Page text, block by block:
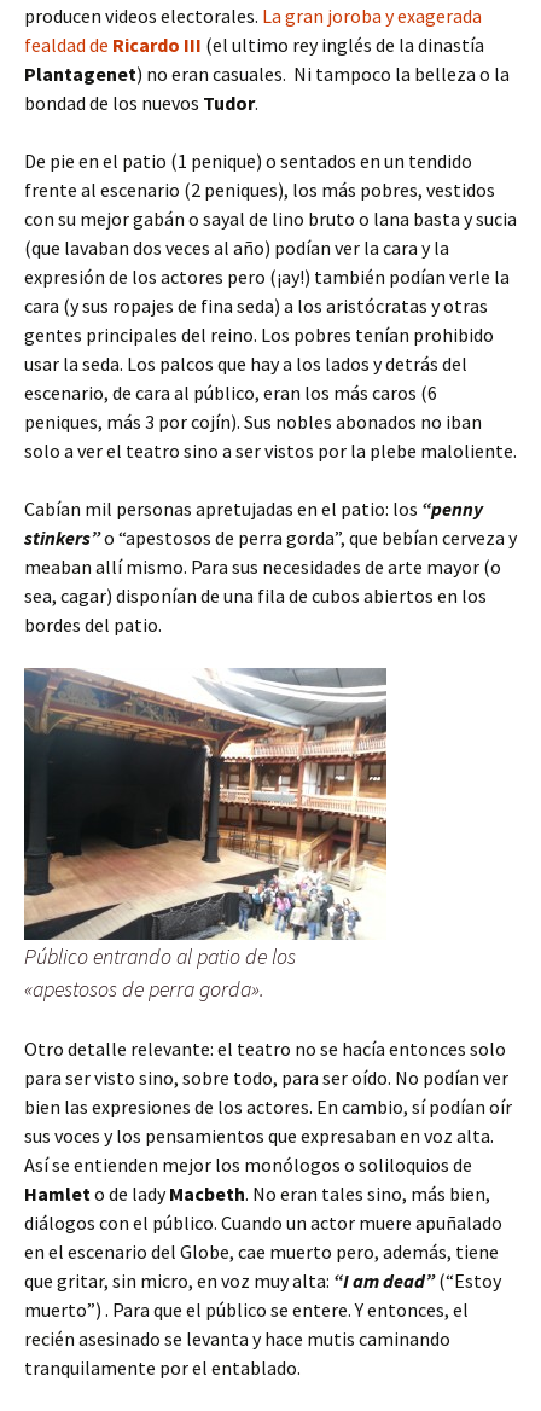
producen videos electorales. La gran joroba y exagerada
fealdad de Ricardo III (el ultimo rey inglés de la dinastía
Plantagenet) no eran casuales. Ni tampoco la belleza o la
bondad de los nuevos Tudor.
De pie en el patio (1 penique) o sentados en un tendido
frente al escenario (2 peniques), los más pobres, vestidos
con su mejor gabán o sayal de lino bruto o lana basta y sucia
(que lavaban dos veces al año) podían ver la cara y la
expresión de los actores pero (¡ay!) también podían verle la
cara (y sus ropajes de fina seda) a los aristócratas y otras
gentes principales del reino. Los pobres tenían prohibido
usar la seda. Los palcos que hay a los lados y detrás del
escenario, de cara al público, eran los más caros (6
peniques, más 3 por cojín). Sus nobles abonados no iban
solo a ver el teatro sino a ser vistos por la plebe maloliente.
Cabían mil personas apretujadas en el patio: los “penny
stinkers”o “apestosos de perra gorda”, que bebían cerveza y
meaban allí mismo. Para sus necesidades de arte mayor (o
sea, cagar) disponían de una fila de cubos abiertos en los
bordes del patio.
Público entrando al patio de los
«apestosos de perra gorda».
Otro detalle relevante: el teatro no se hacía entonces solo
para ser visto sino, sobre todo, para ser oído. No podían ver
bien las expresiones de los actores. En cambio, sí podían oír
sus voces y los pensamientos que expresaban en voz alta.
Así se entienden mejor los monólogos o soliloquios de
Hamlet o de ladyMacbeth. No eran tales sino, más bien,
diálogos con el público. Cuando un actor muere apuñalado
en el escenario del Globe, cae muerto pero, además, tiene
que gritar, sin micro, en voz muy alta: “I am dead”(“Estoy
muerto”) . Para que el público se entere. Y entonces, el
recién asesinado se levanta y hace mutis caminando
tranquilamente por el entablado.